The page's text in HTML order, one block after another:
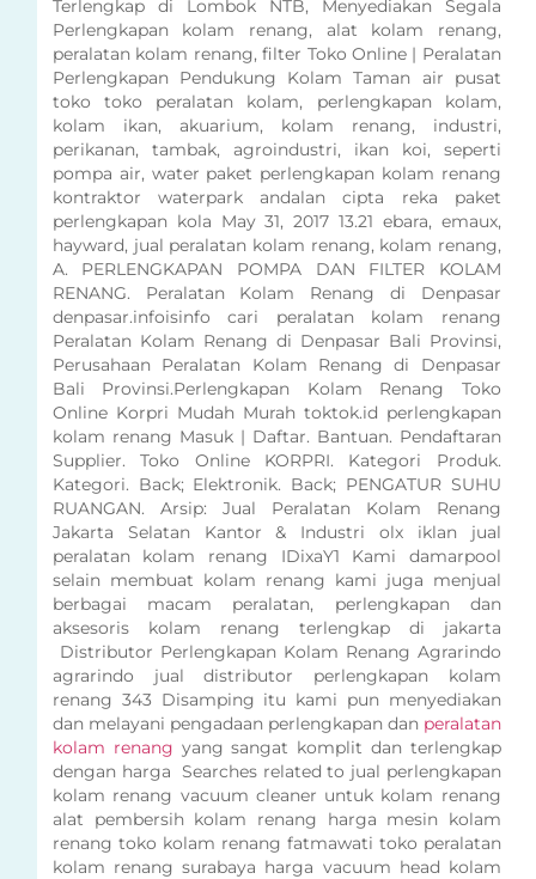
Terlengkap di Lombok NTB, Menyediakan Segala
Perlengkapan kolam renang, alat kolam renang,
peralatan kolam renang, filter Toko Online | Peralatan
Perlengkapan Pendukung Kolam Taman air pusat
toko toko peralatan kolam, perlengkapan kolam,
kolam ikan, akuarium, kolam renang, industri,
perikanan, tambak, agroindustri, ikan koi, seperti
pompa air, water paket perlengkapan kolam renang
kontraktor waterpark andalan cipta reka paket
perlengkapan kola May 31, 2017 13.21 ebara, emaux,
hayward, jual peralatan kolam renang, kolam renang,
A. PERLENGKAPAN POMPA DAN FILTER KOLAM
RENANG. Peralatan Kolam Renang di Denpasar
denpasar.infoisinfo cari peralatan kolam renang
Peralatan Kolam Renang di Denpasar Bali Provinsi,
Perusahaan Peralatan Kolam Renang di Denpasar
Bali Provinsi.Perlengkapan Kolam Renang Toko
Online Korpri Mudah Murah toktok.id perlengkapan
kolam renang Masuk | Daftar. Bantuan. Pendaftaran
Supplier. Toko Online KORPRI. Kategori Produk.
Kategori. Back; Elektronik. Back; PENGATUR SUHU
RUANGAN. Arsip: Jual Peralatan Kolam Renang
Jakarta Selatan Kantor & Industri olx iklan jual
peralatan kolam renang IDixaY1 Kami damarpool
selain membuat kolam renang kami juga menjual
berbagai macam peralatan, perlengkapan dan
aksesoris kolam renang terlengkap di jakarta
Distributor Perlengkapan Kolam Renang Agrarindo
agrarindo jual distributor perlengkapan kolam
renang 343 Disamping itu kami pun menyediakan
dan melayani pengadaan perlengkapan dan peralatan
kolam renang yang sangat komplit dan terlengkap
dengan harga Searches related to jual perlengkapan
kolam renang vacuum cleaner untuk kolam renang
alat pembersih kolam renang harga mesin kolam
renang toko kolam renang fatmawati toko peralatan
kolam renang surabaya harga vacuum head kolam